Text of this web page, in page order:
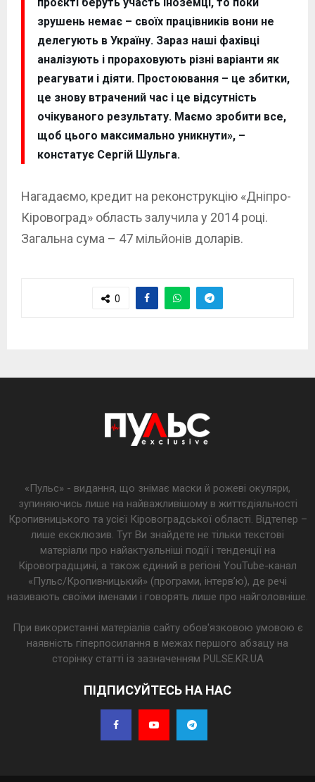
зрушень немає – своїх працівників вони не
делегують в Україну. Зараз наші фахівці
аналізують і прораховують різні варіанти як
реагувати і діяти. Простоювання – це збитки,
це знову втрачений час і це відсутність
очікуваного результату. Маємо зробити все,
щоб цього максимально уникнути», –
констатує Сергій Шульга.
Нагадаємо, кредит на реконструкцію «Дніпро-
Кіровоград» область залучила у 2014 році.
Загальна сума – 47 мільйонів доларів.
0
«Пульс» - видання, що знімає маски й рожеві окуляри,
зупиняючись лише на найважливішому в життєдіяльності
Кропивницького та усієї Кіровоградської області. Відтепер –
лише ексклюзив. Тут Ви знайдете не тільки текстові
матеріали про найактуальніші події і тенденції на
Кіровоградщині, а також єдиний в регіоні YouTube-канал
«Пульс/Кропивницький» (програми, інтерв’ю), де речі
називають своїми іменами і говорять лише про найголовніше.
При використанні матеріалів сайту обов'язковою умовою є
наявність гіперпосилання в межах першого абзацу на
сторінку статті із зазначенням PULSE.KR.UA
ПІДПИСУЙТЕСЬ НА НАС